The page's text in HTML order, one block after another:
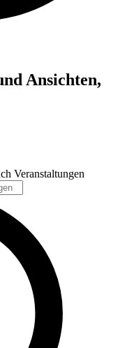
Ansichten,
Veranstaltungen